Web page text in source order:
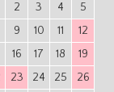
2 3 4
5
9 10 11
12
16 17 18
19
23 24 25
26